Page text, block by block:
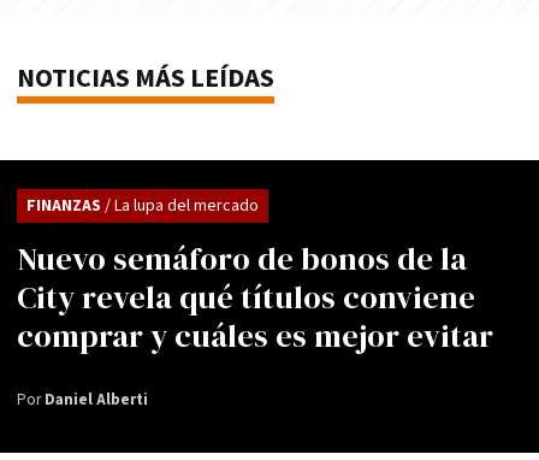
NOTICIAS MÁS LEÍDAS
Nuevo semáforo de bonos de la
City revela qué títulos conviene
comprar y cuáles es mejor evitar
FINANZAS / La lupa del mercado
PorDaniel Alberti